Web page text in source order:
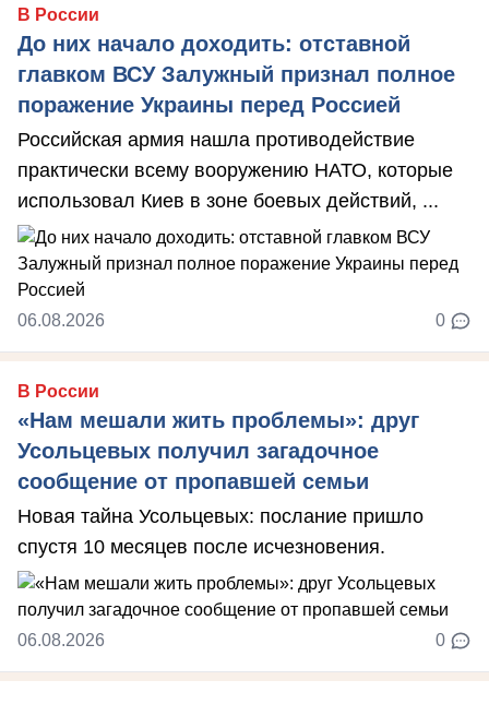
В России
До них начало доходить: отставной
главком ВСУ Залужный признал полное
поражение Украины перед Россией
Российская армия нашла противодействие
практически всему вооружению НАТО, которые
использовал Киев в зоне боевых действий, ...
06.08.2026 0
В России
«Нам мешали жить проблемы»: друг
Усольцевых получил загадочное
сообщение от пропавшей семьи
Новая тайна Усольцевых: послание пришло
спустя 10 месяцев после исчезновения.
06.08.2026 0